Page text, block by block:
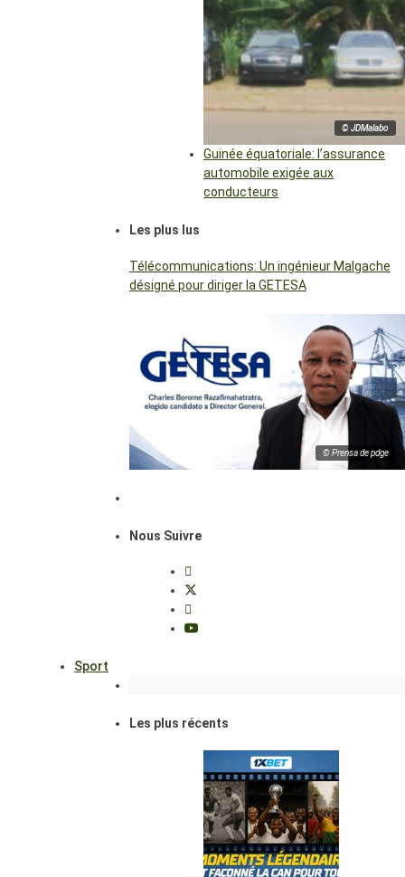
© JDMalabo
Guinée équatoriale: l’assurance
automobile exigée aux
conducteurs
Les plus lus
Télécommunications: Un ingénieur Malgache
désigné pour diriger la GETESA
© Prensa de pdge
Nous Suivre
Sport
Les plus récents